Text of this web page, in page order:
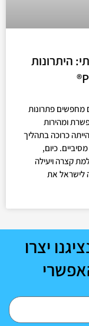
היתרונות
מחפשים פתרונות
ומהירות
כרוכה בתהליך
כיום,
קצרה ויעילה
לישראל את
יצרו